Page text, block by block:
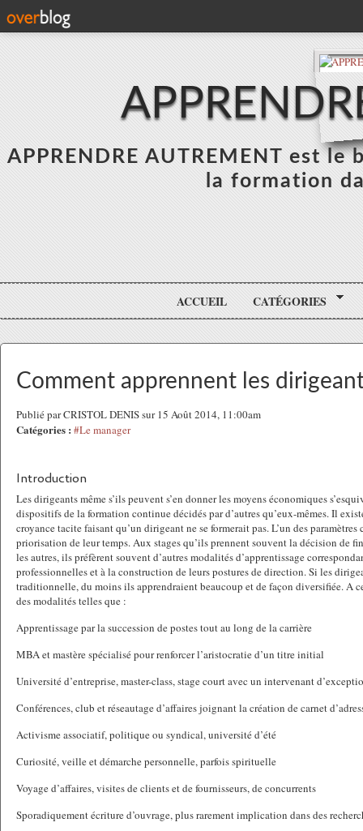
APPRENDRE AUTREMENT est
la formation
ACCUEIL CATÉGORIES
Comment apprennent les
Publié par CRISTOL DENIS sur 15 Août 2014, 11:00am
Catégories : #Le manager
Introduction
Les dirigeants même s’ils peuvent s’en donner les moyens économiques
dispositifs de la formation continue décidés par d’autres qu’eux-mêmes. Il
croyance tacite faisant qu’un dirigeant ne se formerait pas. L’un des paramètres
priorisation de leur temps. Aux stages qu’ils prennent souvent la décision de
les autres, ils préfèrent souvent d’autres modalités d’apprentissage
professionnelles et à la construction de leurs postures de direction. Si les
traditionnelle, du moins ils apprendraient beaucoup et de façon diversifiée. A
des modalités telles que :
Apprentissage par la succession de postes tout au long de la carrière
MBA et mastère spécialisé pour renforcer l’aristocratie d’un titre initial
Université d’entreprise, master-class, stage court avec un intervenant
Conférences, club et réseautage d’affaires joignant la création de carnet
Activisme associatif, politique ou syndical, université d’été
Curiosité, veille et démarche personnelle, parfois spirituelle
Voyage d’affaires, visites de clients et de fournisseurs, de concurrents
Sporadiquement écriture d’ouvrage, plus rarement implication dans des